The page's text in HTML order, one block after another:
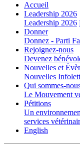
Accueil
Leadership 2026
Leadership 2026
Donner
Donnez - Parti
Rejoignez-nous
Devenez
Nouvelles et
Nouvelles
Qui sommes-
Le Mouvement
Pétitions
Un
services
English